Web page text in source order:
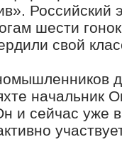
Российский
шести
свой
начальник
и сейчас уже